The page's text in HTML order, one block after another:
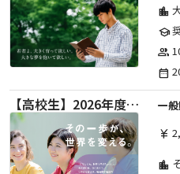
location_city
school
group
date_range
【高校生】2026年度 しのはら財団 アメリカ・イギリス・カナダ英語留学奨学金
currency_yen
location_city そ